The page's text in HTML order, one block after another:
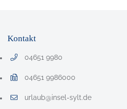
Kontakt
04651 9980
Telefonnummer: 0 4 6 5 1 9 9 8 0
04651 9986000
Faxnummer: 0 4 6 5 1 9 9 8 6 0 0 0
urlaub@insel-sylt.de
E-Mail Adresse: urlaub@insel-sylt.de